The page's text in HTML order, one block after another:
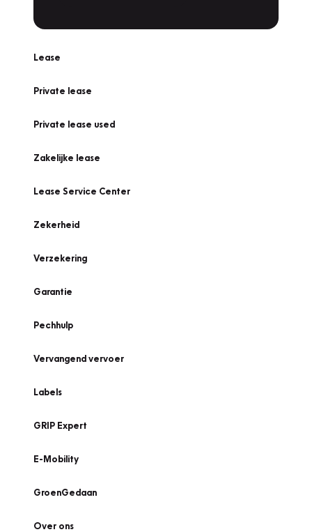
Lease
Private lease
Private lease used
Zakelijke lease
Lease Service Center
Zekerheid
Verzekering
Garantie
Pechhulp
Vervangend vervoer
Labels
GRIP Expert
E-Mobility
GroenGedaan
Over ons